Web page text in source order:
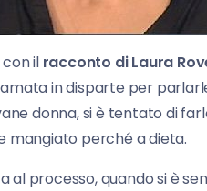
il racconto di Laura
in disparte per
donna, si è tentato di
mangiato perché a dieta.
al processo, quando si è